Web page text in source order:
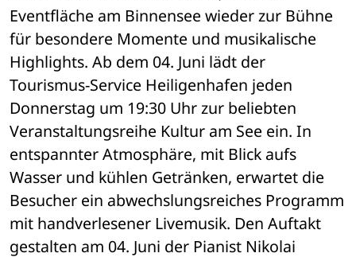
Eventfläche am Binnensee wieder zur Bühne
für besondere Momente und musikalische
Highlights. Ab dem 04. Juni lädt der
Tourismus-Service Heiligenhafen jeden
Donnerstag um 19:30 Uhr zur beliebten
Veranstaltungsreihe Kultur am See ein. In
entspannter Atmosphäre, mit Blick aufs
Wasser und kühlen Getränken, erwartet die
Besucher ein abwechslungsreiches Programm
mit handverlesener Livemusik. Den Auftakt
gestalten am 04. Juni der Pianist Nikolai